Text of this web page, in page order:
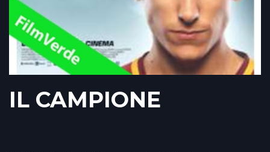
IL CAMPIONE